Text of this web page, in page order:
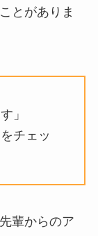
とがありま
」
チェッ
輩からのア